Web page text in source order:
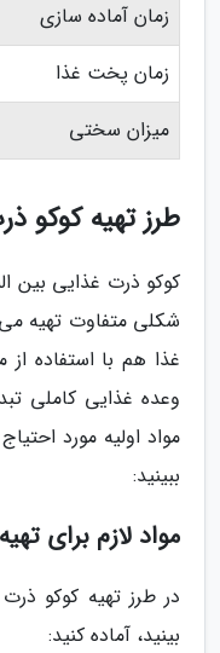
زمان آماده سازی
زمان پخت غذا
میزان سختی
طرز تهیه کوکو
کوکو ذرت غذایی بین
شکلی متفاوت تهیه
غذا هم با استفاده
وعده غذایی کاملی
مواد اولیه مورد
ببینید:
مواد لازم برای
در طرز تهیه کوکو
بینید، آماده کنید: